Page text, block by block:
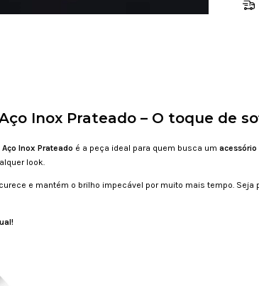
Inox Prateado – O toque de
Inox Prateado é a peça ideal para quem busca um
look.
e mantém o brilho impecável por muito mais tempo.